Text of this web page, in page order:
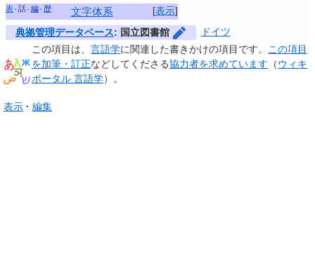
[表示]
表 話 編 歴 文字体系
典拠管理データベース: 国立図書館
ドイツ
この項目は、 言語学に関連した書きかけの項目 です。
この項目
を加筆・訂正などしてくださる協力者を求めています （ウィキ
ポータル 言語学）。
表示 編集